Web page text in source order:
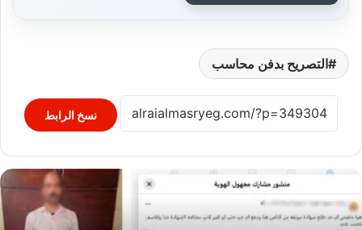
التصريح بدفن محاسب
نسخ الرابط